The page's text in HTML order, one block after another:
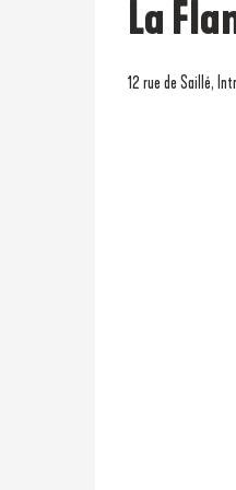
La
12 rue de Saillé,